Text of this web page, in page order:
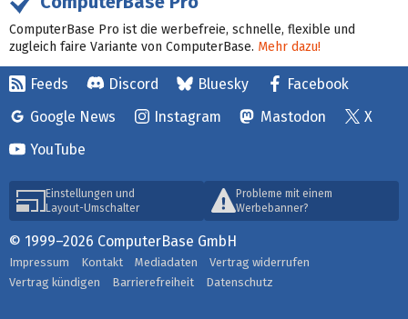
ComputerBase Pro ist die werbefreie, schnelle, flexible und
zugleich faire Variante von ComputerBase. Mehr dazu!
Feeds Discord Bluesky
Facebook
Google News
Instagram Mastodon
X
YouTube
Einstellungen und
Layout-Umschalter
Probleme mit einem
Werbebanner?
© 1999–2026 ComputerBase GmbH
Impressum Kontakt Mediadaten
Vertrag widerrufen
Vertrag kündigen
Barrierefreiheit Datenschutz